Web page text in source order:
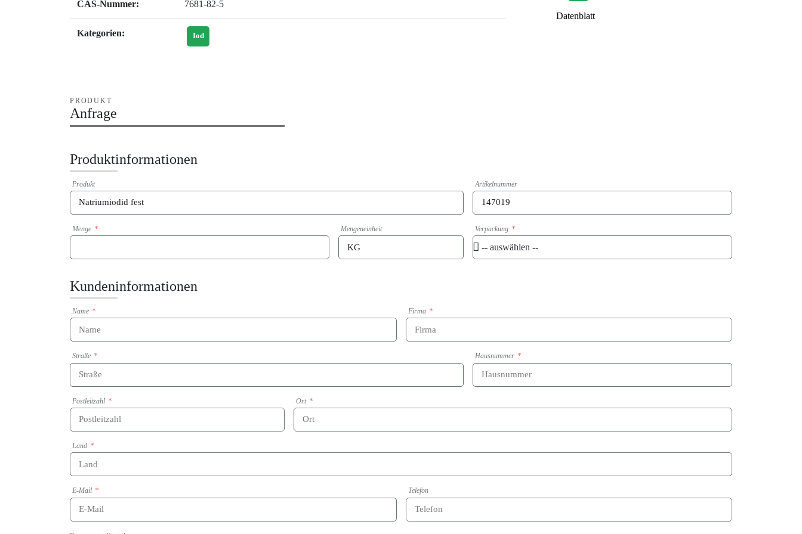
CAS-Nummer: 7681-82-5
Kategorien: Iod
Datenblatt
PRODUKT
Anfrage
Produktinformationen
Produkt Artikelnummer
Menge Mengeneinheit Verpackung
Kundeninformationen
Name Firma
Straße Hausnummer
Postleitzahl Ort
Land
E-Mail Telefon